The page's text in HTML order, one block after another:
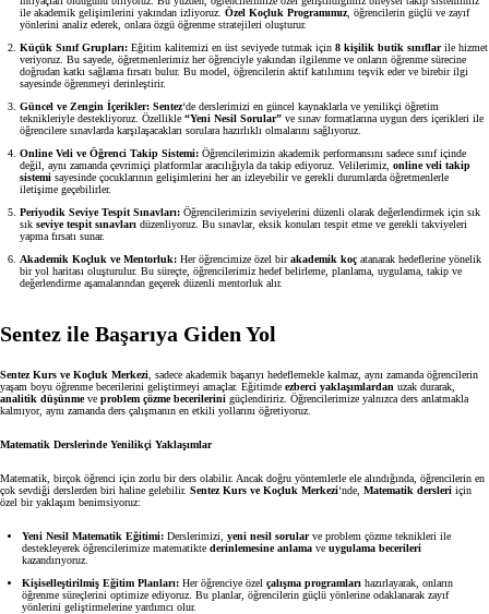
Sınavı Takvimi
Hazırlık
ile akademik gelişimlerini yakından izliyoruz. Özel Koçluk Programımız, öğrencilerin güçlü ve zayıf
yönlerini analiz ederek, onlara özgü öğrenme stratejileri oluşturur.
Küçük Sınıf Grupları: Eğitim kalitemizi en üst seviyede tutmak için 8 kişilik butik sınıflarile hizmet
veriyoruz. Bu sayede, öğretmenlerimiz her öğrenciyle yakından ilgilenme ve onların öğrenme sürecine
doğrudan katkı sağlama fırsatı bulur. Bu model, öğrencilerin aktif katılımını teşvik eder ve birebir ilgi
sayesinde öğrenmeyi derinleştirir.
Güncel ve Zengin İçerikler: Sentez‘de derslerimizi en güncel kaynaklarla ve yenilikçi öğretim
teknikleriyle destekliyoruz. Özellikle “Yeni Nesil Sorular” ve sınav formatlarına uygun ders içerikleri ile
öğrencilere sınavlarda karşılaşacakları sorulara hazırlıklı olmalarını sağlıyoruz.
Online Veli ve Öğrenci Takip Sistemi: Öğrencilerimizin akademik performansını sadece sınıf içinde
değil, aynı zamanda çevrimiçi platformlar aracılığıyla da takip ediyoruz. Velilerimiz, online veli takip
sistemi sayesinde çocuklarının gelişimlerini her an izleyebilir ve gerekli durumlarda öğretmenlerle
iletişime geçebilirler.
Periyodik Seviye Tespit Sınavları: Öğrencilerimizin seviyelerini düzenli olarak değerlendirmek için sık
sık seviye tespit sınavları düzenliyoruz. Bu sınavlar, eksik konuları tespit etme ve gerekli takviyeleri
yapma fırsatı sunar.
Akademik Koçluk ve Mentorluk: Her öğrencimize özel birakademik koç atanarak hedeflerine yönelik
bir yol haritası oluşturulur. Bu süreçte, öğrencilerimiz hedef belirleme, planlama, uygulama, takip ve
değerlendirme aşamalarından geçerek düzenli mentorluk alır.
Sentez ile Başarıya Giden Yol
Sentez Kurs ve Koçluk Merkezi , sadece akademik başarıyı hedeflemekle kalmaz, aynı zamanda öğrencilerin
yaşam boyu öğrenme becerilerini geliştirmeyi amaçlar. Eğitimde ezberci yaklaşımlardan uzak durarak,
analitik düşünmeve problem çözme becerilerini güçlendiririz. Öğrencilerimize yalnızca ders anlatmakla
kalmıyor, aynı zamanda ders çalışmanın en etkili yollarını öğretiyoruz.
Matematik Derslerinde Yenilikçi Yaklaşımlar
Matematik, birçok öğrenci için zorlu bir ders olabilir. Ancak doğru yöntemlerle ele alındığında, öğrencilerin en
çok sevdiği derslerden biri haline gelebilir. Sentez Kurs ve Koçluk Merkezi‘nde, Matematik dersleri için
özel bir yaklaşım benimsiyoruz:
Yeni Nesil Matematik Eğitimi: Derslerimizi, yeni nesil sorularve problem çözme teknikleri ile
destekleyerek öğrencilerimize matematikte derinlemesine anlama ve uygulama becerileri
kazandırıyoruz.
Kişiselleştirilmiş Eğitim Planları: Her öğrenciye özel çalışma programları hazırlayarak, onların
öğrenme süreçlerini optimize ediyoruz. Bu planlar, öğrencilerin güçlü yönlerine odaklanarak zayıf
yönlerini geliştirmelerine yardımcı olur.